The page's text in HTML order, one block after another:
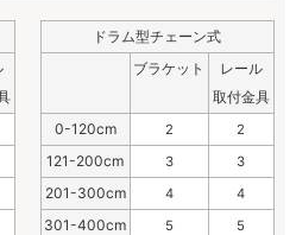
ドラム型チェーン式
ブラケット
レール
取付金具
0-120cm
2 2
121-200cm 3 3
201-300cm 4 4
301-400cm 5 5